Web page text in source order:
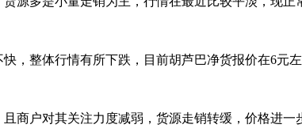
，整体行情有所下跌，目前胡芦巴净货报价在6元
商户对其关注力度减弱，货源走销转缓，价格进一